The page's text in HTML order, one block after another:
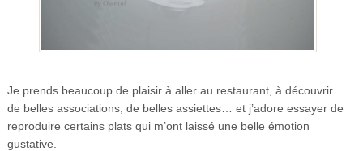
Je prends beaucoup de plaisir à aller au restaurant, à découvrir
de belles associations, de belles assiettes… et j’adore essayer de
reproduire certains plats qui m’ont laissé une belle émotion
gustative.